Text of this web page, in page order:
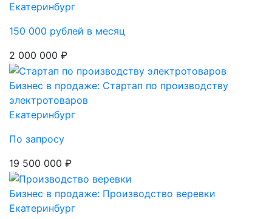
Екатеринбург
150 000 рублей в месяц
2 000 000 ₽
Бизнес в продаже: Стартап по производству
электротоваров
Екатеринбург
По запросу
19 500 000 ₽
Бизнес в продаже: Производство веревки
Екатеринбург